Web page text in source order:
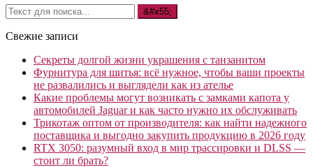
Свежие записи
Секреты долгой жизни украшения с танзанитом
Фурнитура для шитья: всё нужное, чтобы ваши проекты
не развалились и выглядели как из ателье
Какие проблемы могут возникать с замками капота у
автомобилей Jaguar и как часто нужно их обслуживать
Трикотаж оптом от производителя: как найти надежного
поставщика и выгодно закупить продукцию в 2026 году
RTX 3050: разумный вход в мир трассировки и DLSS —
стоит ли брать?